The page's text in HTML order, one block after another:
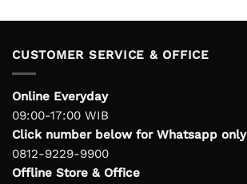
CUSTOMER SERVICE & OFFICE
Online Everyday
09:00-17:00 WIB
Click number below for Whatsapp only
0812-9229-9900
Offline Store & Office